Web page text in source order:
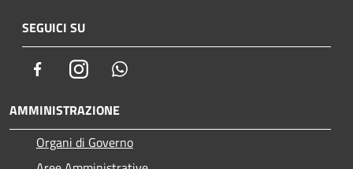
SEGUICI SU
FacebookInstagram
AMMINISTRAZIONE
Organi di Governo